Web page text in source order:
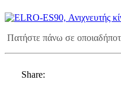
Πατήστε πάνω σε
Share: